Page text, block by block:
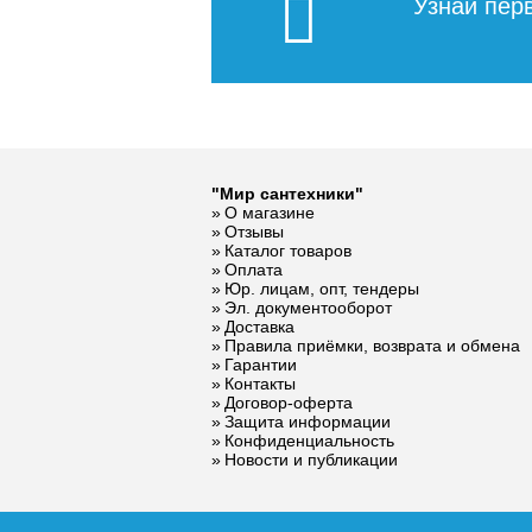
Узнай
"Мир сантехники"
О магазине
Отзывы
Каталог товаров
Оплата
Юр. лицам, опт, тендеры
Эл. документооборот
Доставка
Правила приёмки, возврата и обмена
Гарантии
Контакты
Договор-оферта
Защита информации
Конфиденциальность
Новости и публикации